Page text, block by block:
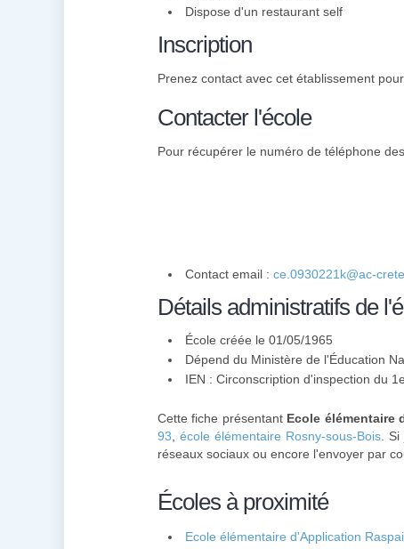
Dispose d'un restaurant self
Inscription
Prenez contact avec cet établissement
Contacter l'école
Pour récupérer le numéro de téléphone
Contact email : ce.0930221k@ac-
Détails administratifs de
École créée le 01/05/1965
Dépend du Ministère de l'Éducation
IEN : Circonscription d'inspection du
Cette fiche présentant Ecole élémentaire
93
école élémentaire Rosny-sous-Bois. Si
réseaux sociaux ou encore l'envoyer par
Écoles à proximité
Ecole élémentaire d'Application